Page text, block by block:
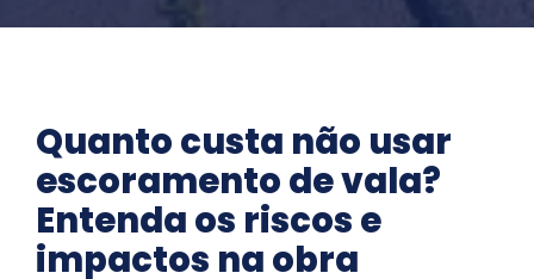
Quanto custa não usar
escoramento de vala?
Entenda os riscos e
impactos na obra